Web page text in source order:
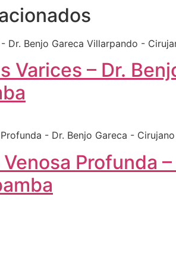
Varices – Dr.
Profunda